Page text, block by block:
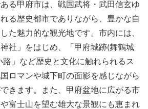
る甲府市は、戦国武将・武田信玄ゆ
る歴史都市でありながら、豊かな自
た魅力的な観光地です。市内には、
社」をはじめ、「甲府城跡(舞鶴城
」など歴史と文化に触れられるス
ロマンや城下町の面影を感じながら
きます。また、甲府盆地に広がる市
富士山を望む雄大な景観にも恵まれ